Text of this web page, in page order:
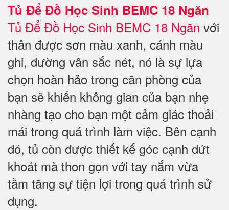
Tủ Để Đồ Học Sinh BEMC 18 Ngăn
Tủ Để Đồ Học Sinh BEMC 18 Ngăn với
thân được sơn màu xanh, cánh màu
ghi, đường vân sắc nét, nó là sự lựa
chọn hoàn hảo trong căn phòng của
bạn sẽ khiến không gian của bạn nhẹ
nhàng tạo cho bạn một cảm giác thoải
mái trong quá trình làm việc. Bên cạnh
đó, tủ còn được thiết kế góc cạnh dứt
khoát mà thon gọn với tay nắm vừa
tầm tăng sự tiện lợi trong quá trình sử
dụng.